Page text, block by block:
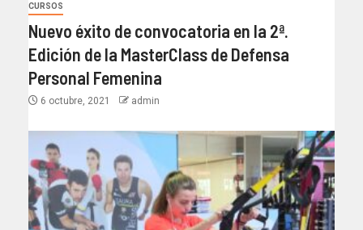
CURSOS
Nuevo éxito de convocatoria en la 2ª.
Edición de la MasterClass de Defensa
Personal Femenina
6 octubre, 2021 admin